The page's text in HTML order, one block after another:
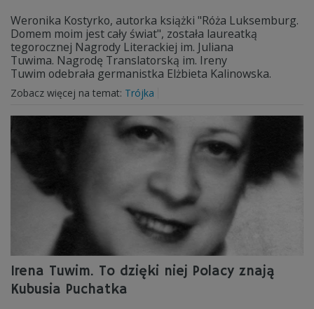
Weronika Kostyrko, autorka książki "Róża Luksemburg.
Domem moim jest cały świat", została laureatką
tegorocznej Nagrody Literackiej im. Juliana
Tuwima. Nagrodę Translatorską im. Ireny
Tuwim odebrała germanistka Elżbieta Kalinowska.
Zobacz więcej na temat: Trójka
Irena Tuwim. To dzięki niej Polacy znają
Kubusia Puchatka